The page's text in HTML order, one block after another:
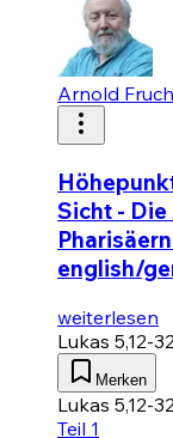
Arnold
Sicht -
english/
weiterlesen
Lukas 5,12-32
Merken
Lukas 5,12-32
Teil 1